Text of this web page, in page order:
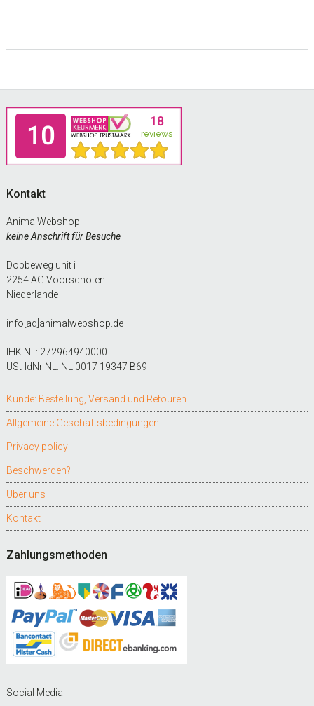
Footer
Kontakt
AnimalWebshop
keine Anschrift für Besuche
Dobbeweg unit i
2254 AG Voorschoten
Niederlande
info[ad]animalwebshop.de
IHK NL: 272964940000
USt-IdNr NL: NL 0017 19347 B69
Kunde: Bestellung, Versand und Retouren
Allgemeine Geschäftsbedingungen
Privacy policy
Beschwerden?
Über uns
Kontakt
Zahlungsmethoden
Social Media